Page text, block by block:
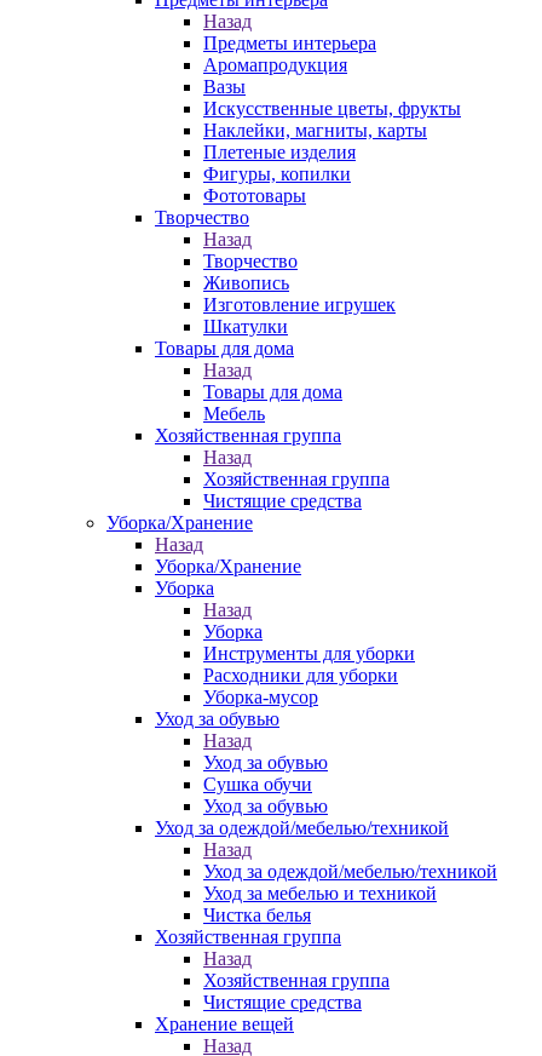
Назад
Предметы интерьера
Аромапродукция
Вазы
Искусственные цветы, фрукты
Наклейки, магниты, карты
Плетеные изделия
Фигуры, копилки
Фототовары
Творчество
Назад
Творчество
Живопись
Изготовление игрушек
Шкатулки
Товары для дома
Назад
Товары для дома
Мебель
Хозяйственная группа
Назад
Хозяйственная группа
Чистящие средства
Уборка/Хранение
Назад
Уборка/Хранение
Уборка
Назад
Уборка
Инструменты для уборки
Расходники для уборки
Уборка-мусор
Уход за обувью
Назад
Уход за обувью
Сушка обучи
Уход за обувью
Уход за одеждой/мебелью/техникой
Назад
Уход за одеждой/мебелью/техникой
Уход за мебелью и техникой
Чистка белья
Хозяйственная группа
Назад
Хозяйственная группа
Чистящие средства
Хранение вещей
Назад